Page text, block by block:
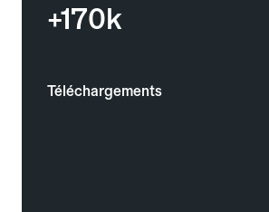
+170k
Téléchargements